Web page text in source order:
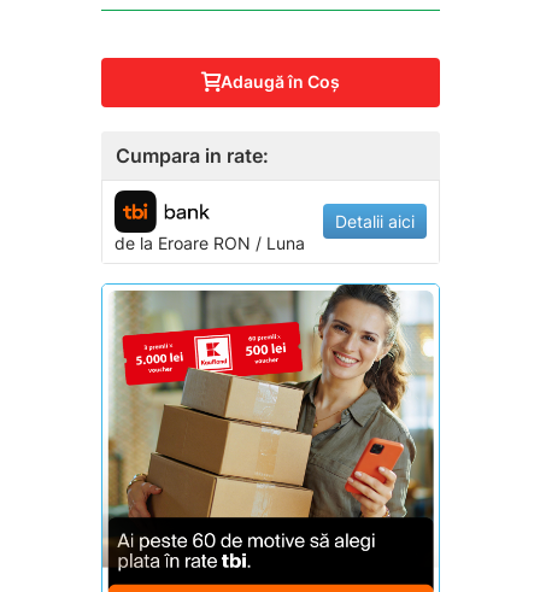
Adaugă în Coş
Cumpara in rate:
de la EroareRON / Luna
Detalii aici